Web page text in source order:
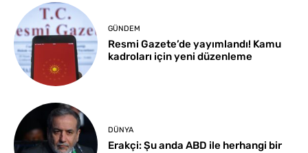
GÜNDEM
Resmi Gazete’de yayımlandı! Kamu
kadroları için yeni düzenleme
DÜNYA
Erakçi: Şu anda ABD ile herhangi bir